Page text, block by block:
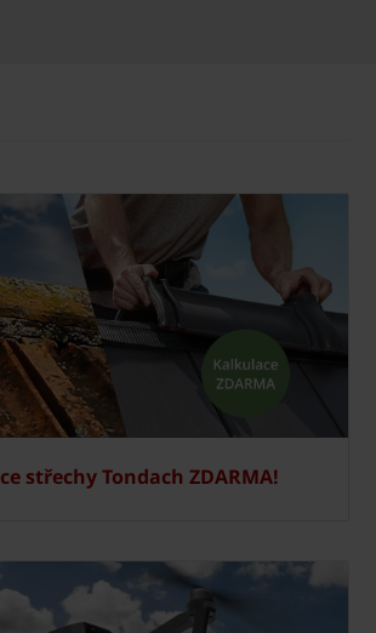
střechy Tondach ZDARMA!